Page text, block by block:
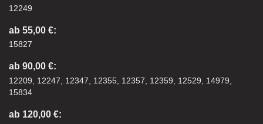
12249
ab 55,00 €:
15827
ab 90,00 €:
12209, 12247, 12347, 12355, 12357, 12359, 12529, 14979,
15834
ab 120,00 €: